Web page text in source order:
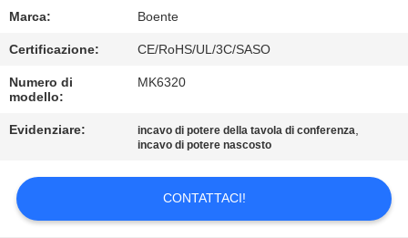
QUALITÀ
CONTATTICI
NOTIZIE
CASI
Marca: Boente
Certificazione: CE/RoHS/UL/3C/SASO
Numero di
modello:
MK6320
Evidenziare: incavo di potere della tavola di conferenza,
incavo di potere nascosto
CONTATTACI!